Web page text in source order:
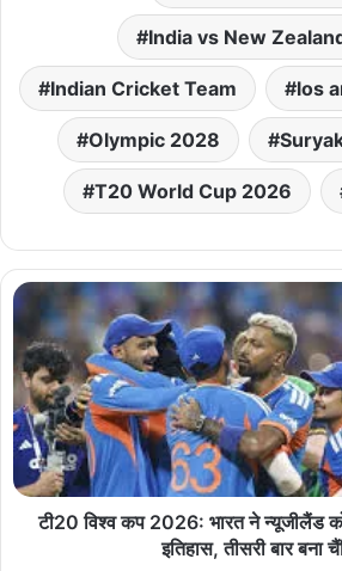
India vs New
Indian Cricket Team los
Olympic 2028
T20 World Cup 2026
टी20 विश्व कप 2026: भारत ने न्यूजीलैंड
इतिहास, तीसरी बार बना